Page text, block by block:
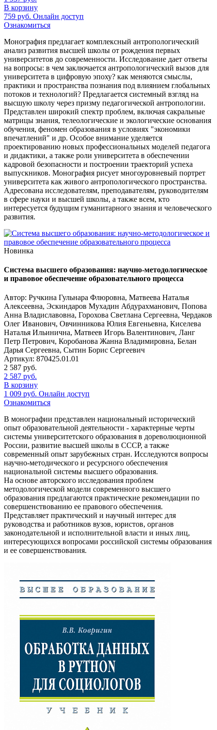
В корзину
759 руб. Онлайн доступ
Ознакомиться
Монография предлагает комплексный антропологический
анализ развития высшей школы от рождения первых
университетов до современности. Исследование дает ответы
на вопросы: в чем заключается антропологический вызов для
университета в цифровую эпоху? как меняются смыслы,
практики и пространства познания под влиянием глобальных
потоков и технологий? Предлагается системный взгляд на
высшую школу через призму педагогической антропологии.
Представлен широкий спектр проблем, включая сакральные
матрицы знания, телеологические и экологические основания
обучения, феномен образования в условиях "экономики
впечатлений" и др. Особое внимание уделяется
проектированию новых профессиональных моделей педагога
и дидактики, а также роли университета в обеспечении
кадровой безопасности и построении траекторий успеха
выпускников. Монография рисует многоуровневый портрет
университета как живого антропологического пространства.
Адресована исследователям, преподавателям, руководителям
в сфере науки и высшей школы, а также всем, кто
интересуется будущим гуманитарного знания и человеческого
развития.
Новинка
Система высшего образования: научно-методологическое
и правовое обеспечение образовательного процесса
Автор: Ручкина Гульнара Флюровна, Матвеева Наталья
Алексеевна, Эскиндаров Мухадин Абдурахманович, Попова
Анна Владиславовна, Горохова Светлана Сергеевна, Чердаков
Олег Иванович, Овчинникова Юлия Евгеньевна, Киселева
Наталья Ильинична, Матвеев Игорь Валентинович, Ланг
Петр Петрович, Коробанова Жанна Владимировна, Белан
Дарья Сергеевна, Сытин Борис Сергеевич
Артикул: 870425.01.01
2 587 руб.
2 587 руб.
В корзину
1 009 руб. Онлайн доступ
Ознакомиться
В монографии представлен национальный исторический
опыт образовательной деятельности - характерные черты
системы университетского образования в дореволюционной
России, развитие высшей школы в СССР, а также
современный опыт зарубежных стран. Исследуются вопросы
научно-методического и ресурсного обеспечения
национальной системы высшего образования.
На основе авторского исследования проблем
методологической модели современного высшего
образования предлагаются практические рекомендации по
совершенствованию ее правового обеспечения.
Представляет практический и научный интерес для
руководства и работников вузов, юристов, органов
законодательной и исполнительной власти и иных лиц,
интересующихся вопросами российской системы образования
и ее совершенствования.